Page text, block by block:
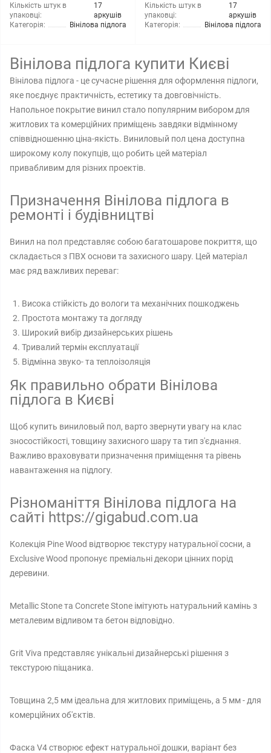
Кількість штук в
упаковці:
17
аркушів
Категорія:
Вінілова підлога
Кількість штук в
упаковці:
17
аркушів
Категорія:
Вінілова підлога
Вінілова підлога купити Києві
Вінілова підлога - це сучасне рішення для оформлення підлоги,
яке поєднує практичність, естетику та довговічність.
Напольное покрытие винил стало популярним вибором для
житлових та комерційних приміщень завдяки відмінному
співвідношенню ціна-якість. Виниловый пол цена доступна
широкому колу покупців, що робить цей матеріал
привабливим для різних проектів.
Призначення Вінілова підлога в
ремонті і будівництві
Винил на пол представляє собою багатошарове покриття, що
складається з ПВХ основи та захисного шару. Цей матеріал
має ряд важливих переваг:
Висока стійкість до вологи та механічних пошкоджень
Простота монтажу та догляду
Широкий вибір дизайнерських рішень
Тривалий термін експлуатації
Відмінна звуко- та теплоізоляція
Як правильно обрати Вінілова
підлога в Києві
Щоб купить виниловый пол, варто звернути увагу на клас
зносостійкості, товщину захисного шару та тип з'єднання.
Важливо враховувати призначення приміщення та рівень
навантаження на підлогу.
Різноманіття Вінілова підлога на
сайті https://gigabud.com.ua
Колекція Pine Wood відтворює текстуру натуральної сосни, а
Exclusive Wood пропонує преміальні декори цінних порід
деревини.
Metallic Stone та Concrete Stone імітують натуральний камінь з
металевим відливом та бетон відповідно.
Grit Viva представляє унікальні дизайнерські рішення з
текстурою піщаника.
Товщина 2,5 мм ідеальна для житлових приміщень, а 5 мм - для
комерційних об'єктів.
Фаска V4 створює ефект натуральної дошки, варіант без